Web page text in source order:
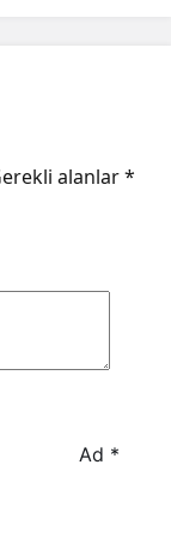
alanlar*
Ad *